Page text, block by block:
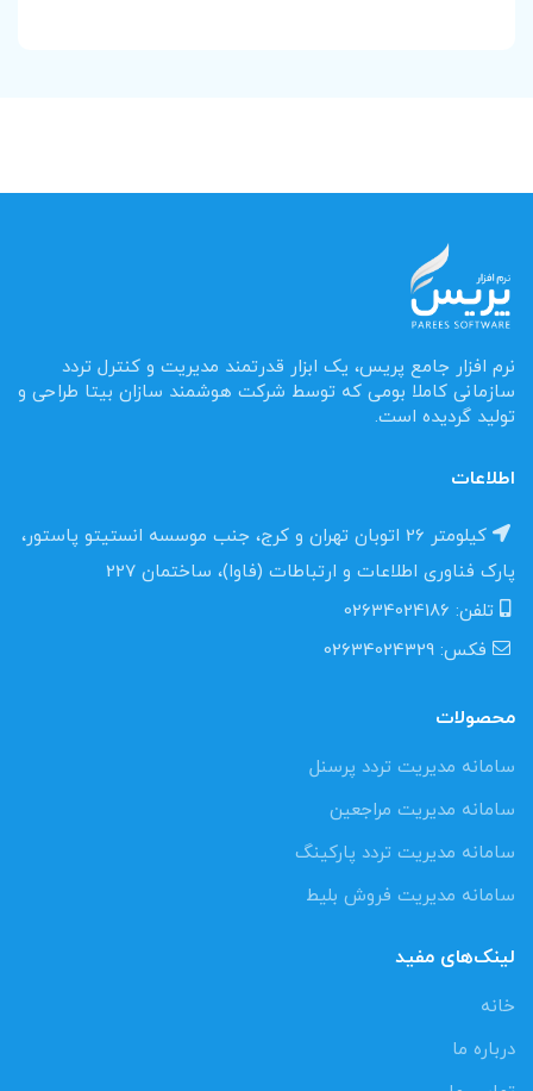
نرم افزار جامع پریس، یک ابزار قدرتمند مدیریت و کنترل تردد
سازمانی کاملا بومی که توسط شرکت هوشمند سازان بیتا طراحی و
تولید گردیده است.
اطلاعات
کیلومتر 26 اتوبان تهران و کرج، جنب موسسه انستیتو پاستور،
پارک فناوری اطلاعات و ارتباطات (فاوا)، ساختمان 227
تلفن: 02634024186
فکس: 02634024329
محصولات
سامانه مدیریت تردد پرسنل
سامانه مدیریت مراجعین
سامانه مدیریت تردد پارکینگ
سامانه مدیریت فروش بلیط
لینک‌های مفید
خانه
درباره ما